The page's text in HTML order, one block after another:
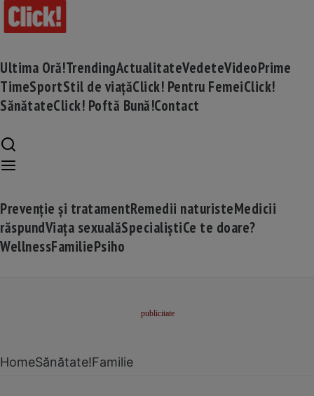
Ultima Oră!TrendingActualitateVedeteVideoPrime
TimeSportStil de viațăClick! Pentru FemeiClick!
SănătateClick! Poftă Bună!Contact
Prevenție și tratamentRemedii naturisteMedicii
răspundViața sexualăSpecialiștiCe te doare?
WellnessFamiliePsiho
HomeSănătate!Familie